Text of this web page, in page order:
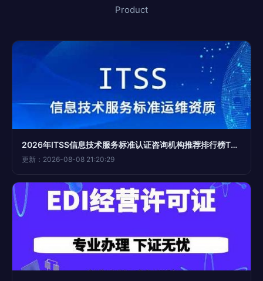
Product
2026年ITSS信息技术服务标准认证咨询机构推荐排行榜TOP5
更新：2026-08-08 21:20:29